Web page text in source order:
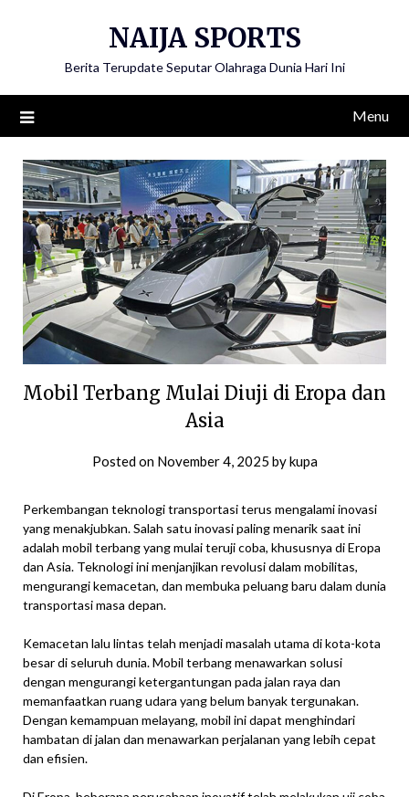
NAIJA SPORTS
Berita Terupdate Seputar Olahraga Dunia Hari Ini
Menu
Mobil Terbang Mulai Diuji di Eropa dan
Asia
Posted on November 4, 2025 bykupa
Perkembangan teknologi transportasi terus mengalami inovasi
yang menakjubkan. Salah satu inovasi paling menarik saat ini
adalah mobil terbang yang mulai teruji coba, khususnya di Eropa
dan Asia. Teknologi ini menjanjikan revolusi dalam mobilitas,
mengurangi kemacetan, dan membuka peluang baru dalam dunia
transportasi masa depan.
Kemacetan lalu lintas telah menjadi masalah utama di kota-kota
besar di seluruh dunia. Mobil terbang menawarkan solusi
dengan mengurangi ketergantungan pada jalan raya dan
memanfaatkan ruang udara yang belum banyak tergunakan.
Dengan kemampuan melayang, mobil ini dapat menghindari
hambatan di jalan dan menawarkan perjalanan yang lebih cepat
dan efisien.